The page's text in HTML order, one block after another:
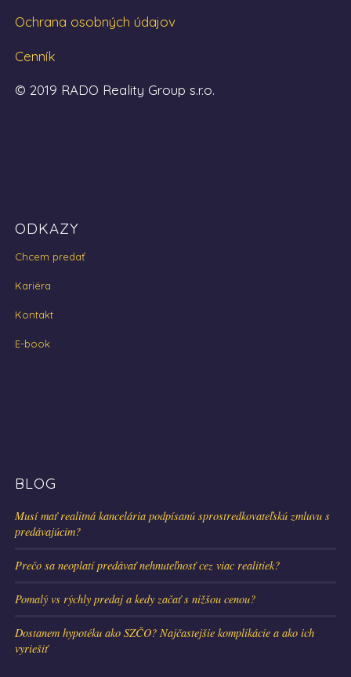
Ochrana osobných údajov
Cenník
© 2019 RADO Reality Group s.r.o.
ODKAZY
Chcem predať
Kariéra
Kontakt
E-book
BLOG
Musí mať realitná kancelária podpísanú sprostredkovateľskú zmluvu s
predávajúcim?
Prečo sa neoplatí predávať nehnuteľnosť cez viac realitiek?
Pomalý vs rýchly predaj a kedy začať s nižšou cenou?
Dostanem hypotéku ako SZČO? Najčastejšie komplikácie a ako ich
vyriešiť